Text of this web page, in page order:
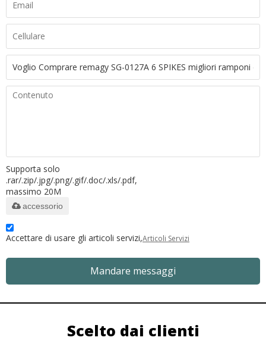
Supporta solo
.rar/.zip/.jpg/.png/.gif/.doc/.xls/.pdf,
massimo 20M
accessorio
Accettare di usare gli articoli servizi,Articoli Servizi
Mandare messaggi
Scelto dai clienti